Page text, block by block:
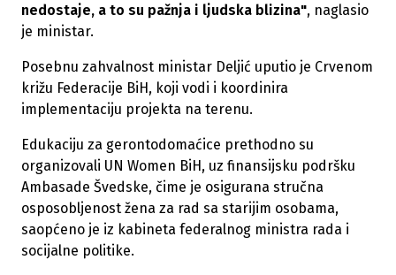
nedostaje, a to su pažnja i ljudska blizina", naglasio
je ministar.
Posebnu zahvalnost ministar Deljić uputio je Crvenom
križu Federacije BiH, koji vodi i koordinira
implementaciju projekta na terenu.
Edukaciju za gerontodomaćice prethodno su
organizovali UN Women BiH, uz finansijsku podršku
Ambasade Švedske, čime je osigurana stručna
osposobljenost žena za rad sa starijim osobama,
saopćeno je iz kabineta federalnog ministra rada i
socijalne politike.